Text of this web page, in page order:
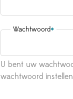
Wachtwoord
U bent uw
wachtwoord